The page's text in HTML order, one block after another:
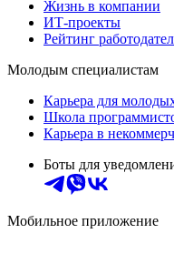
Жизнь в компании
ИТ-проекты
Рейтинг
Молодым специалистам
Карьера для
Школа
Карьера в
Боты для
Мобильное приложение